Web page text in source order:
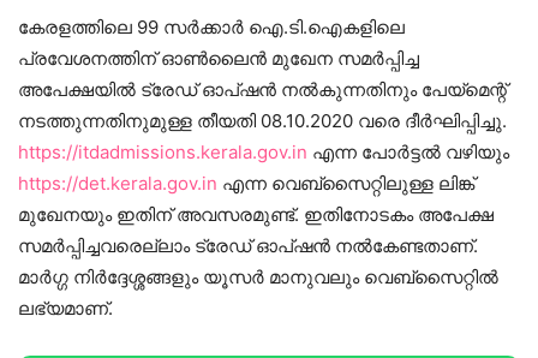
കേരളത്തിലെ 99 സര്‍ക്കാര്‍ ഐ.ടി.ഐകളിലെ
പ്രവേശനത്തിന് ഓണ്‍ലൈന്‍ മുഖേന സമര്‍പ്പിച്ച
അപേക്ഷയില്‍ ട്രേഡ് ഓപ്ഷന്‍ നല്‍കുന്നതിനും പേയ്‌മെന്റ്
നടത്തുന്നതിനുമുള്ള തീയതി 08.10.2020 വരെ ദീര്‍ഘിപ്പിച്ചു.
https://itdadmissions.kerala.gov.in എന്ന പോര്‍ട്ടല്‍ വഴിയും
https://det.kerala.gov.in എന്ന വെബ്‌സൈറ്റിലുള്ള ലിങ്ക്
മുഖേനയും ഇതിന് അവസരമുണ്ട്. ഇതിനോടകം അപേക്ഷ
സമര്‍പ്പിച്ചവരെല്ലാം ട്രേഡ് ഓപ്ഷന്‍ നല്‍കേണ്ടതാണ്.
മാര്‍ഗ്ഗ നിര്‍ദ്ദേശ്ശങ്ങളും യൂസര്‍ മാനുവലും വെബ്‌സൈറ്റില്‍
ലഭ്യമാണ്.